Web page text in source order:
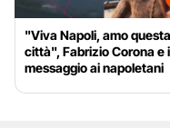
"Viva Napoli, amo questa
città", Fabrizio Corona e
messaggio ai napoletani